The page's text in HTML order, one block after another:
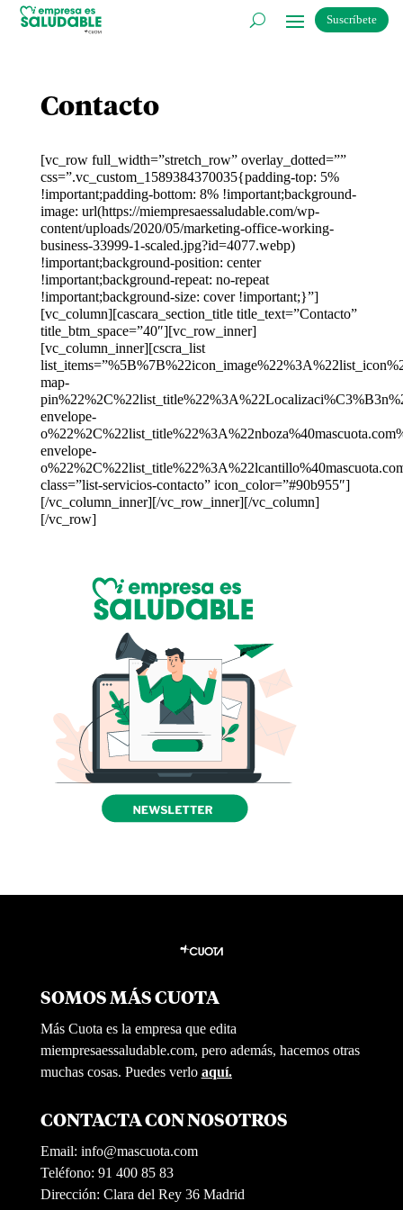
Suscríbete
Contacto
[vc_row full_width=”stretch_row” overlay_dotted=””
css=”.vc_custom_1589384370035{padding-top: 5%
!important;padding-bottom: 8% !important;background-
image: url(https://miempresaessaludable.com/wp-
content/uploads/2020/05/marketing-office-working-
business-33999-1-scaled.jpg?id=4077.webp)
!important;background-position: center
!important;background-repeat: no-repeat
!important;background-size: cover !important;}”]
[vc_column][cascara_section_title title_text=”Contacto”
title_btm_space=”40″][vc_row_inner]
[vc_column_inner][cscra_list
map-
envelope-
envelope-
class=”list-servicios-contacto” icon_color=”#90b955″]
[/vc_column_inner][/vc_row_inner][/vc_column]
[/vc_row]
SOMOS MÁS CUOTA
Más Cuota es la empresa que edita
miempresaessaludable.com, pero además, hacemos otras
muchas cosas. Puedes verlo aquí.
CONTACTA CON NOSOTROS
Email: info@mascuota.com
Teléfono: 91 400 85 83
Dirección: Clara del Rey 36 Madrid